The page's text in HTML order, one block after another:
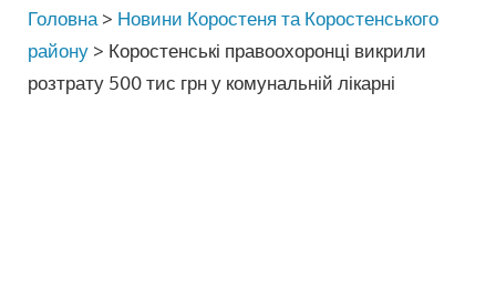
Головна > Новини Коростеня та Коростенського
району > Коростенські правоохоронці викрили
розтрату 500 тис грн у комунальній лікарні